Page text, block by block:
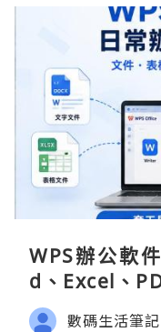
WPS辦公軟
d、Excel、
數碼生活筆記